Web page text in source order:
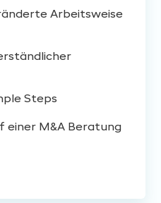
Arbeitsweise
Steps
einer M&A Beratung